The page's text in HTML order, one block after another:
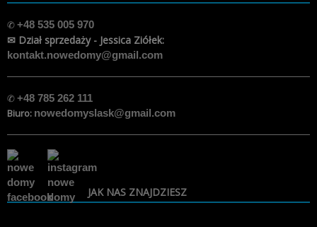
✆+48 535 005 970
✉ Dział sprzedaży - Jessica Ziółek:
kontakt.nowedomy@gmail.com
✆+48 785 262 111
Biuro: nowedomyslask@gmail.com
JAK NAS ZNAJDZIESZ